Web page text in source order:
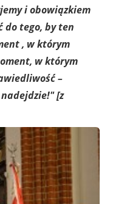
i obowiązkiem
do tego, by ten
, w którym
w którym
–
nadejdzie!"[z